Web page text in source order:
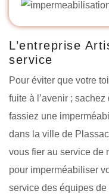
L’entreprise
service
Pour éviter que votre
fuite à l’avenir ;
fassiez une
dans la ville de
vous fier au service de
pour imperméabiliser
service des équipes